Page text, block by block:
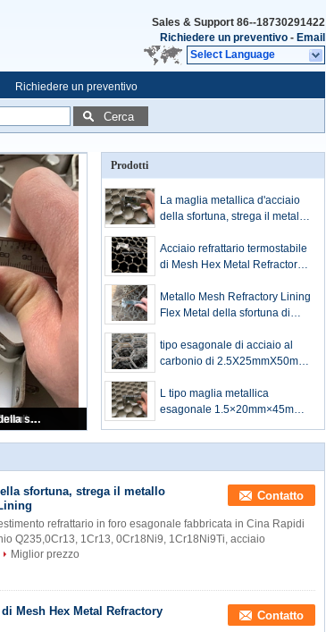
Sales & Support 86--18730291422
Richiedere un preventivo - Email
Select Language
Richiedere un preventivo
Cerca
La maglia metallica d'acciaio della sfortuna, strega il metallo d'acciaio Mesh For Refractory Lining
Acciaio refrattario termostabile di Mesh Hex Metal Refractory Hex della sfortuna SS201Metallo Mesh Refractory Lining Flex Metal della sfortuna di AISI 304 1.8X20X50mm
tipo esagonale di acciaio al carbonio di 2.5X25mmX50mm Mesh Wire Low H per rivestimento refrattarioL tipo maglia metallica esagonale 1.5×20mm×45mm della sfortuna per rivestimento refrattario
Prodotti
La maglia metallica d'acciaio
della sfortuna, strega il metallo
Lining
Acciaio refrattario termostabile
di Mesh Hex Metal Refractory
Metallo Mesh Refractory Lining
Flex Metal della sfortuna di
tipo esagonale di acciaio al
carbonio di 2.5X25mmX50mm
rivestimento refrattario
L tipo maglia metallica
esagonale 1.5×20mm×45mm
refrattario
sfortuna, strega il metallo
Contatto
refrattario in foro esagonale fabbricata in Cina Rapidi
Q235,0Cr13, 1Cr13, 0Cr18Ni9, 1Cr18Ni9Ti, acciaio
Miglior prezzo
Mesh Hex Metal Refractory
Contatto